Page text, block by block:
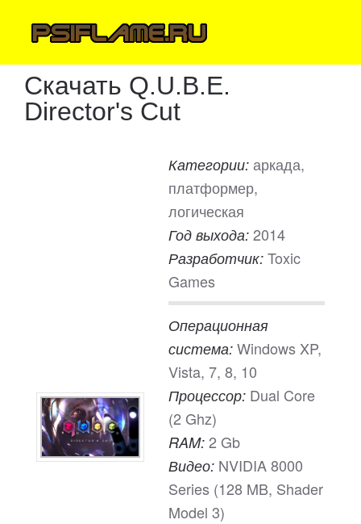
Скачать Q.U.B.E.
Director's Cut
Категории: аркада,
платформер,
логическая
Год выхода: 2014
Разработчик: Toxic
Games
Операционная
система: Windows XP,
Vista, 7, 8, 10
Процессор: Dual Core
(2 Ghz)
RAM: 2 Gb
Видео: NVIDIA 8000
Series (128 MB, Shader
Model 3)